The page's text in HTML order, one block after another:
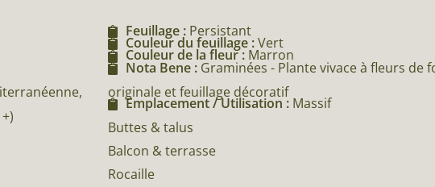
Feuillage : Persistant
Couleur du feuillage :Vert
Couleur de la fleur : Marron
Nota Bene : Graminées - Plante vivace à fleurs de
originale et feuillage décoratif
Emplacement / Utilisation : Massif
Buttes & talus
Balcon & terrasse
Rocaille